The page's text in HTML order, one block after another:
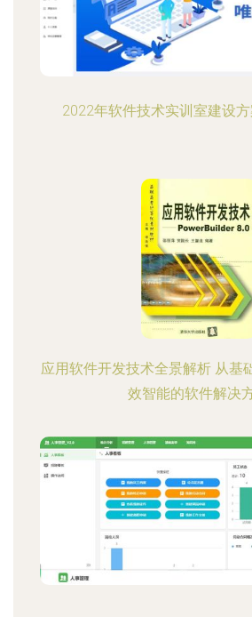
2022年软件技术实训室建设方
应用软件开发技术全景解析 从基
效智能的软件解决